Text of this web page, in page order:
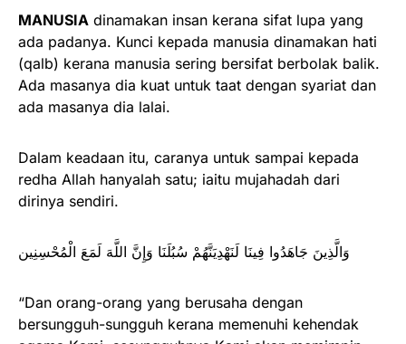
MANUSIA dinamakan insan kerana sifat lupa yang
ada padanya. Kunci kepada manusia dinamakan hati
(qalb) kerana manusia sering bersifat berbolak balik.
Ada masanya dia kuat untuk taat dengan syariat dan
ada masanya dia lalai.
Dalam keadaan itu, caranya untuk sampai kepada
redha Allah hanyalah satu; iaitu mujahadah dari
dirinya sendiri.
وَالَّذِينَ جَاهَدُوا فِينَا لَنَهْدِيَنَّهُمْ سُبُلَنَا وَإِنَّ اللَّهَ لَمَعَ الْمُحْسِنِين
“Dan orang-orang yang berusaha dengan
bersungguh-sungguh kerana memenuhi kehendak